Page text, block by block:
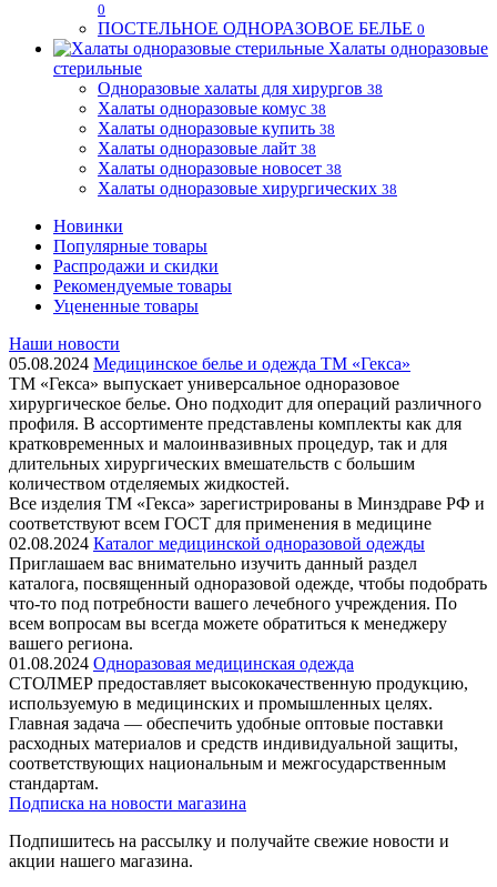
0
ПОСТЕЛЬНОЕ ОДНОРАЗОВОЕ БЕЛЬЕ 0
Халаты одноразовые
стерильные
Одноразовые халаты для хирургов 38
Халаты одноразовые комус 38
Халаты одноразовые купить 38
Халаты одноразовые лайт 38
Халаты одноразовые новосет 38
Халаты одноразовые хирургических 38
Новинки
Популярные товары
Распродажи и скидки
Рекомендуемые товары
Уцененные товары
Наши новости
05.08.2024 Медицинское белье и одежда ТМ «Гекса»
ТМ «Гекса» выпускает универсальное одноразовое
хирургическое белье. Оно подходит для операций различного
профиля. В ассортименте представлены комплекты как для
кратковременных и малоинвазивных процедур, так и для
длительных хирургических вмешательств с большим
количеством отделяемых жидкостей.
Все изделия ТМ «Гекса» зарегистрированы в Минздраве РФ и
соответствуют всем ГОСТ для применения в медицине
02.08.2024 Каталог медицинской одноразовой одежды
Приглашаем вас внимательно изучить данный раздел
каталога, посвященный одноразовой одежде, чтобы подобрать
что-то под потребности вашего лечебного учреждения. По
всем вопросам вы всегда можете обратиться к менеджеру
вашего региона.
01.08.2024 Одноразовая медицинская одежда
СТОЛМЕР предоставляет высококачественную продукцию,
используемую в медицинских и промышленных целях.
Главная задача — обеспечить удобные оптовые поставки
расходных материалов и средств индивидуальной защиты,
соответствующих национальным и межгосударственным
стандартам.
Подписка на новости магазина
Подпишитесь на рассылку и получайте свежие новости и
акции нашего магазина.